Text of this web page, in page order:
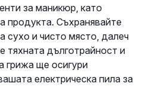
за маникюр, като
продукта. Съхранявайте
сухо и чисто място, далеч
тяхната дълготрайност и
грижа ще осигури
електрическа пила за